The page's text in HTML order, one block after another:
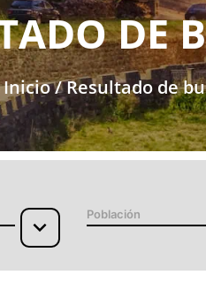
DE
Inicio/Resultado de
Población